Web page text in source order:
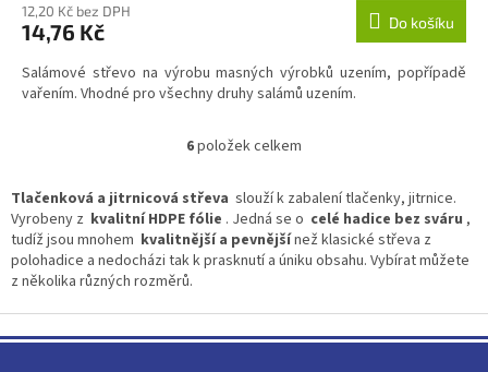
12,20 Kč bez DPH
14,76 Kč Do košíku
Salámové střevo na výrobu masných výrobků uzením, popřípadě
vařením. Vhodné pro všechny druhy salámů uzením.
O
l
á
d
a
p
r
6položek celkem
Tlačenková a jitrnicová střeva slouží k zabalení tlačenky, jitrnice.
Vyrobeny z kvalitní HDPE fólie . Jedná se o celé hadice bez sváru ,
tudíž jsou mnohem kvalitnější a pevnějšínež klasické střeva z
polohadice a nedocházi tak k prasknutí a úniku obsahu. Vybírat můžete
z několika různých rozměrů.
á